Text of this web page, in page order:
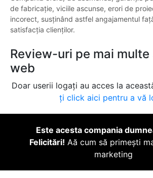
de fabricație, viciile ascunse, erori de
incorect, susținând astfel angajamentul
satisfacția clienților.
Review-uri pe mai
web
Doar userii logați au acces la
ți click aici pentru a vă
Este acesta compania
Felicitări! Aă cum să primești
marketing